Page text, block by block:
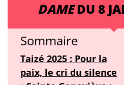
DAMEDU 8
Sommaire
Taizé 2025 : Pour la
paix, le cri du silence